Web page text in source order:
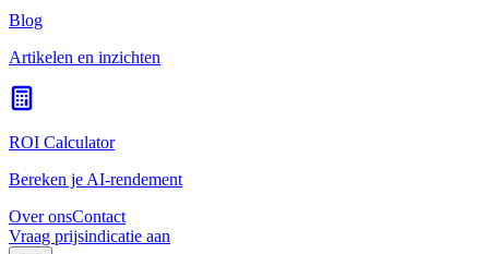
Blog
Artikelen en inzichten
ROI Calculator
Bereken je AI-rendement
Over onsContact
Vraag prijsindicatie aan